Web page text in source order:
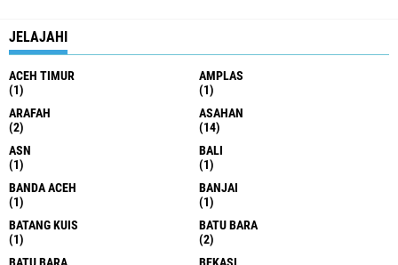
JELAJAHI
ACEH TIMUR
(1)
AMPLAS
(1)
ARAFAH
(2)
ASAHAN
(14)
ASN
(1)
BALI
(1)
BANDA ACEH
(1)
BANJAI
(1)
BATANG KUIS
(1)
BATU BARA
(2)